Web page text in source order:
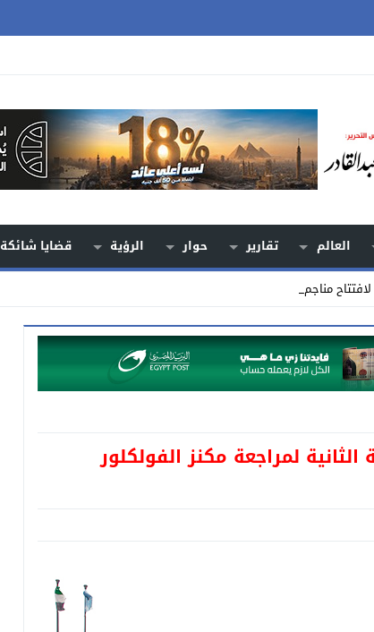
العالم تقارير حوار الرؤية قضايا شائكة
مناجم جديدة حتى 2030 _
لمراجعة مكنز الفولكلور